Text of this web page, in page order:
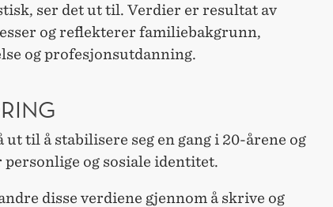
ser det ut til. Verdier er resultat av
og reflekterer familiebakgrunn,
og profesjonsutdanning.
til å stabilisere seg en gang i 20-årene og
og sosiale identitet.
disse verdiene gjennom å skrive og